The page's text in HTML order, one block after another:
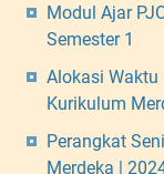
Modul Ajar
Semester 1
Alokasi Waktu
Kurikulum
Perangkat
Merdeka |